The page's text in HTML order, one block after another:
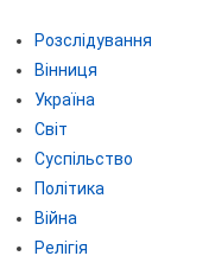
Розслідування
Вінниця
Україна
Світ
Суспільство
Політика
Війна
Релігія